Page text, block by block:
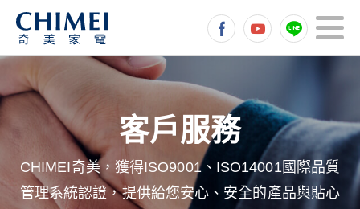
CHIMEI奇美，獲得ISO9001、ISO14001國際品質
管理系統認證，提供給您安心、安全的產品與貼心